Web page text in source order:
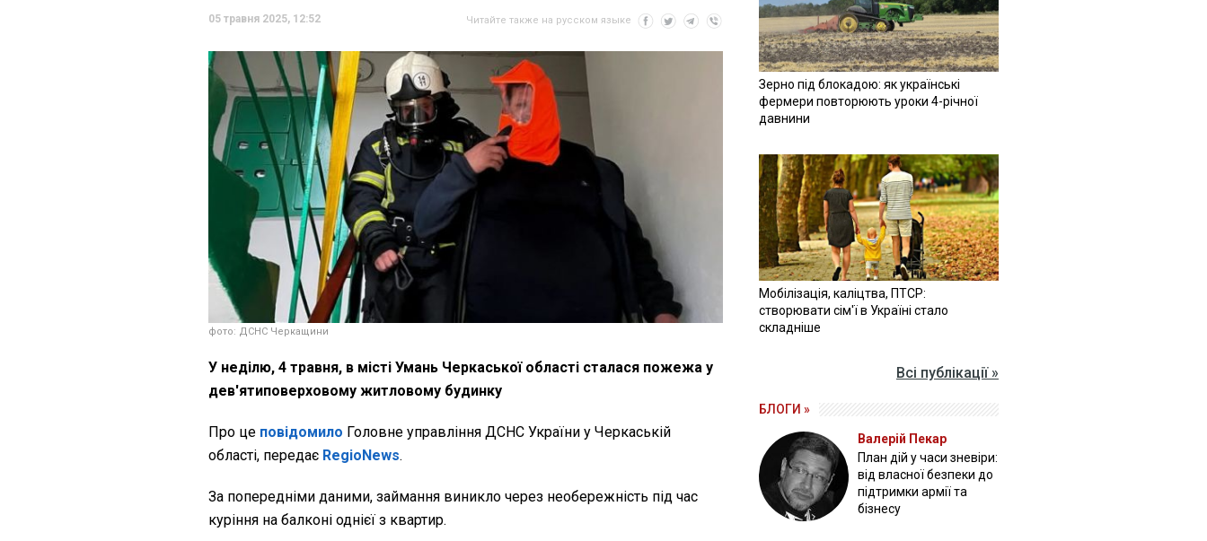
05 травня 2025, 12:52 Читайте также на русском языке
фото: ДСНС Черкащини
У неділю, 4 травня, в місті Умань Черкаської області сталася пожежа у
дев'ятиповерховому житловому будинку
Про це повідомило Головне управління ДСНС України у Черкаській
області, передає RegioNews.
За попередніми даними, займання виникло через необережність під час
куріння на балконі однієї з квартир.
Зерно під блокадою: як українські
фермери повторюють уроки 4-річної
давнини
Мобілізація, каліцтва, ПТСР:
створювати сім'ї в Україні стало
складніше
Всі публікації »
БЛОГИ »
Валерій Пекар
План дій у часи зневіри:
від власної безпеки до
підтримки армії та
бізнесу